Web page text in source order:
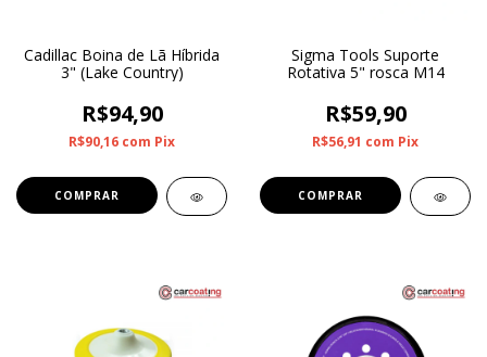
Cadillac Boina de Lã Híbrida
3" (Lake Country)
R$94,90
R$90,16 com Pix
Sigma Tools Suporte
Rotativa 5" rosca M14
R$59,90
R$56,91 com Pix